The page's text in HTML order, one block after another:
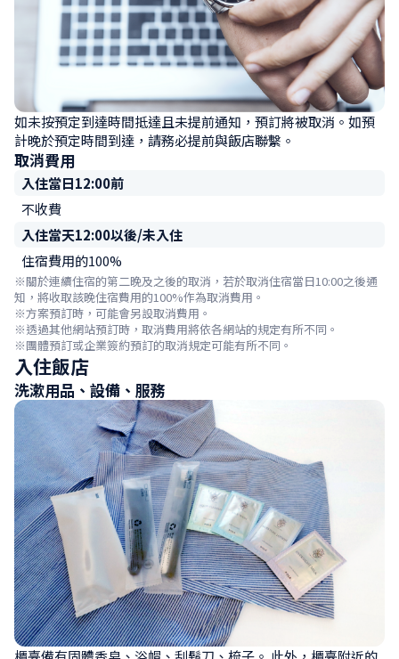
如未按預定到達時間抵達且未提前通知，預訂將被取消。如預
計晚於預定時間到達，請務必提前與飯店聯繫。
取消費用
入住當日12:00前
不收費
入住當天12:00以後/未入住
住宿費用的100%
※關於連續住宿的第二晚及之後的取消，若於取消住宿當日10:00之後通
知，將收取該晚住宿費用的100%作為取消費用。
※方案預訂時，可能會另設取消費用。
※透過其他網站預訂時，取消費用將依各網站的規定有所不同。
※團體預訂或企業簽約預訂的取消規定可能有所不同。
入住飯店
洗漱用品、設備、服務